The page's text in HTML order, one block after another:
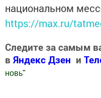
национальном
https://max.ru/
Следите за самым
в Яндекс Дзен и
новь"